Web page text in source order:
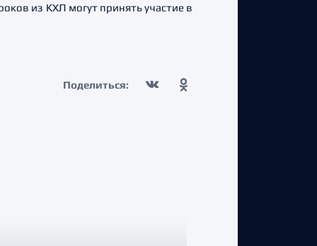
из КХЛ могут принять участие в
Поделиться: